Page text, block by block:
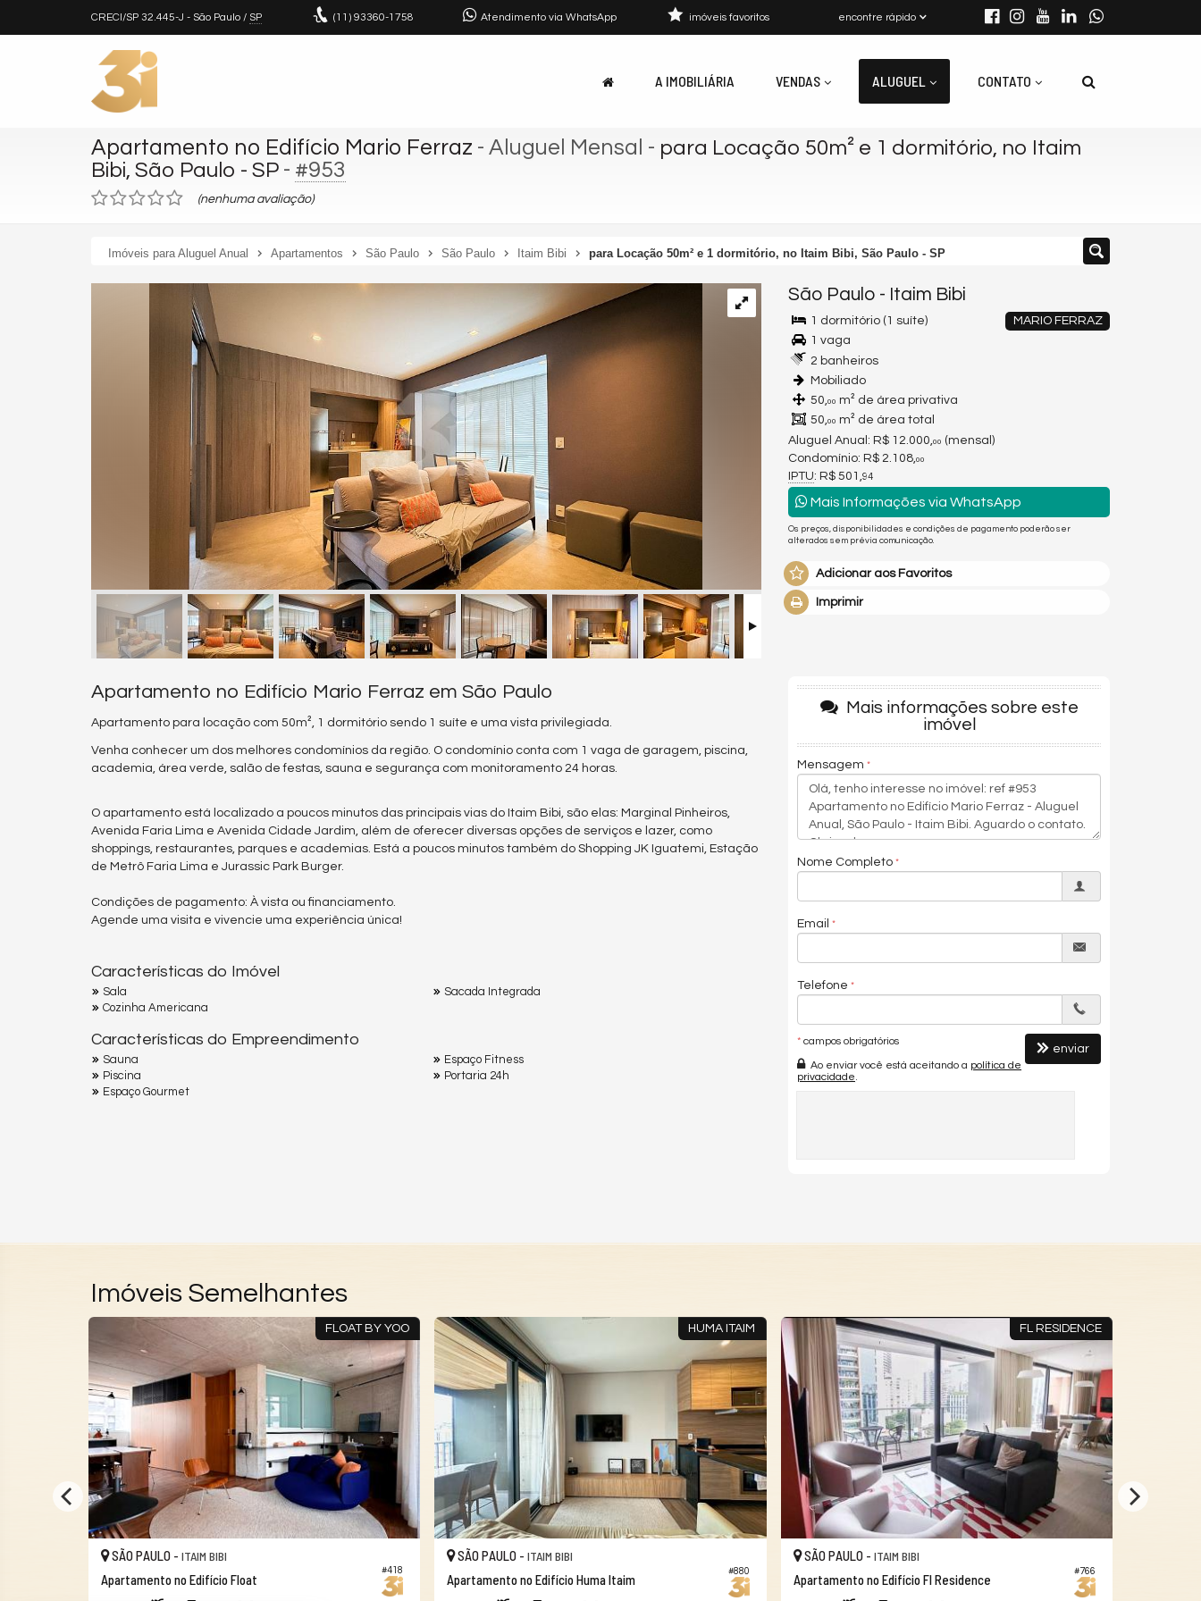
CRECI/SP 32.445-J - São Paulo / SP (11) 93360-1758 Atendimento via WhatsApp encontre rápido
imóveis favoritos
A IMOBILIÁRIA VENDAS ALUGUEL CONTATO
Apartamento no Edifício Mario Ferraz - Aluguel Mensal - para Locação 50m² e 1 dormitório, no Itaim
Bibi, São Paulo - SP - #953
(nenhuma avaliação)
Imóveis para Aluguel Anual Apartamentos São Paulo São Paulo Itaim Bibi para Locação 50m² e 1 dormitório, no Itaim Bibi, São Paulo - SP
São Paulo - Itaim Bibi
MARIO FERRAZ
1 dormitório (1 suíte)
1 vaga
2 banheiros
Mobiliado
50,00 m² de área privativa
50,00 m² de área total
Aluguel Anual: R$ 12.000,00 (mensal)
Condomínio: R$ 2.108,00
IPTU: R$ 501,94
Mais Informações via WhatsApp
Os preços, disponibilidades e condições de pagamento poderão ser
alterados sem prévia comunicação.
Adicionar aos Favoritos
Imprimir
Apartamento no Edifício Mario Ferraz em São Paulo
Apartamento para locação com 50m², 1 dormitório sendo 1 suíte e uma vista privilegiada.
Venha conhecer um dos melhores condomínios da região. O condomínio conta com 1 vaga de garagem, piscina,
academia, área verde, salão de festas, sauna e segurança com monitoramento 24 horas.
O apartamento está localizado a poucos minutos das principais vias do Itaim Bibi, são elas: Marginal Pinheiros,
Avenida Faria Lima e Avenida Cidade Jardim, além de oferecer diversas opções de serviços e lazer, como
shoppings, restaurantes, parques e academias. Está a poucos minutos também do Shopping JK Iguatemi, Estação
de Metrô Faria Lima e Jurassic Park Burger.
Condições de pagamento: À vista ou financiamento.
Agende uma visita e vivencie uma experiência única!
Características do Imóvel
Sala
Cozinha Americana
Sacada Integrada
Características do Empreendimento
Sauna
Piscina
Espaço Gourmet
Espaço Fitness
Portaria 24h
Mais informações sobre este
imóvel
Mensagem
Nome Completo
Email
Telefone
* campos obrigatórios
Ao enviar você está aceitando a política de
privacidade
enviar
Imóveis Semelhantes
FLOAT BY YOO
#418
SÃO PAULO - ITAIM BIBI
Apartamento no Edifício Float
HUMA ITAIM
#880
SÃO PAULO -ITAIM BIBI
Apartamento no Edifício Huma Itaim
FL RESIDENCE
#766
SÃO PAULO - ITAIM BIBI
Apartamento no Edifício Fl Residence